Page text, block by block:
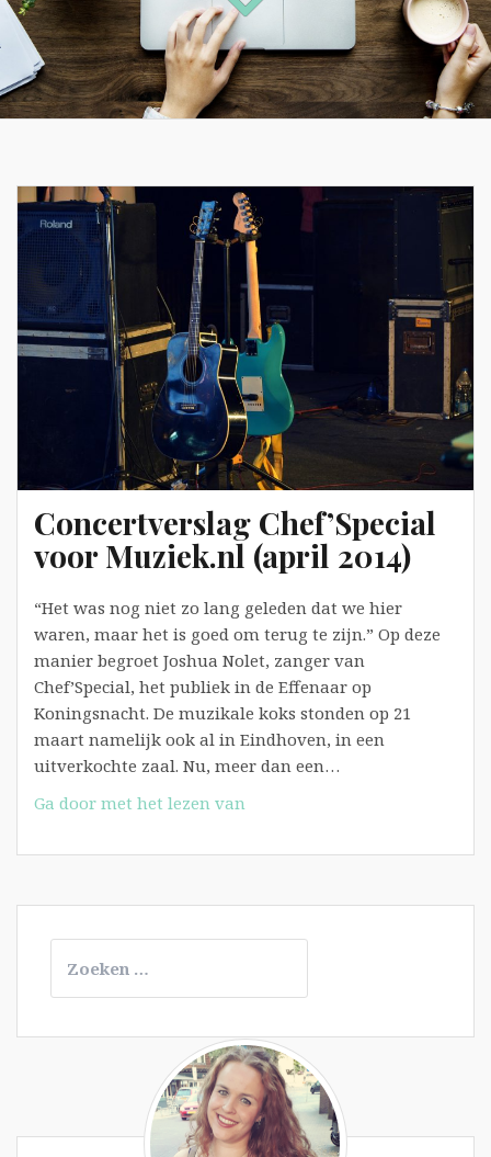
Concertverslag Chef’Special
voor Muziek.nl (april 2014)
“Het was nog niet zo lang geleden dat we hier
waren, maar het is goed om terug te zijn.” Op deze
manier begroet Joshua Nolet, zanger van
Chef’Special, het publiek in de Effenaar op
Koningsnacht. De muzikale koks stonden op 21
maart namelijk ook al in Eindhoven, in een
uitverkochte zaal. Nu, meer dan een…
Ga door met het lezen van
voor
(april
2014)
naar: